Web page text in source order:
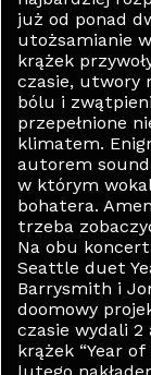
już od ponad
utożsamianie
krążek
czasie, utwory
bólu i
przepełnione
klimatem.
autorem
w którym
bohatera.
trzeba
Na obu
Seattle duet
Barrysmith i
doomowy
czasie wydali
krążek “Year